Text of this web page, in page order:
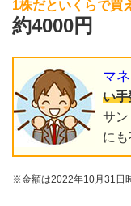
1株だといくらで買
約4000円
マ
い
サ
にも
※金額は2022年10月31日